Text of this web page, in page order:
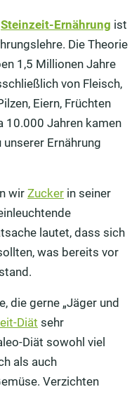
Steinzeit-Ernährung ist
Die Theorie
1,5 Millionen Jahre
von Fleisch,
Eiern, Früchten
10.000 Jahren kamen
Ernährung
wirZucker in seiner
lautet, dass sich
was bereits vor
die gerne „Jäger und
Diät sehr
Diät sowohl viel
als auch
Verzichten